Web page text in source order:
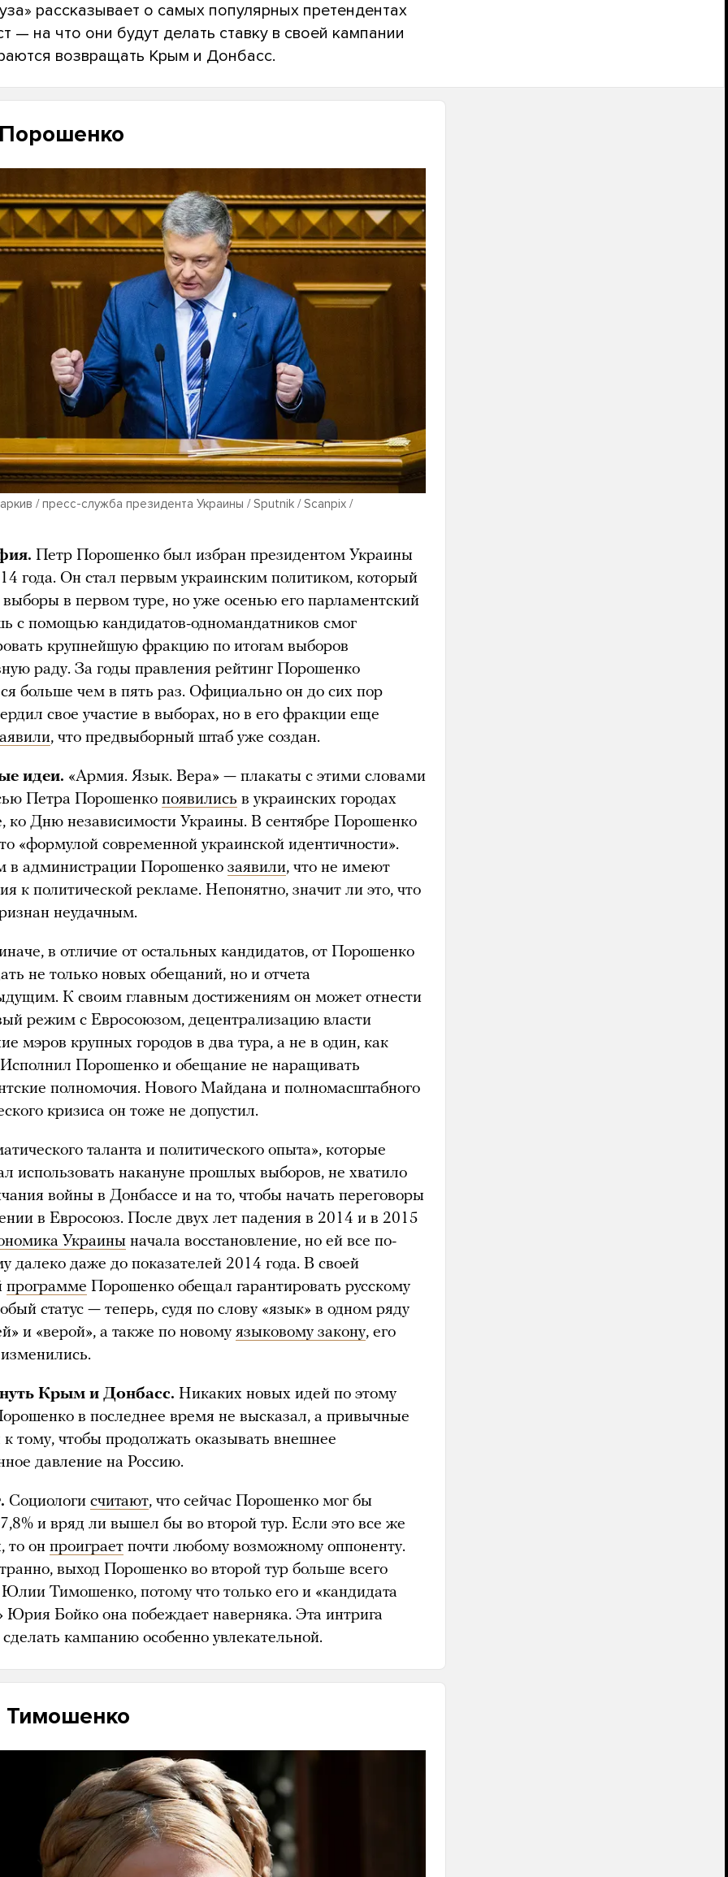
рассказывает о самых популярных претендентах
— на что они будут делать ставку в своей кампании
возвращать Крым и Донбасс.
/ пресс-служба президента Украины / Sputnik / Scanpix /
Петр Порошенко был избран президентом Украины
года. Он стал первым украинским политиком, который
в первом туре, но уже осенью его парламентский
с помощью кандидатов-одномандатников смог
крупнейшую фракцию по итогам выборов
раду. За годы правления рейтинг Порошенко
больше чем в пять раз. Официально он до сих пор
свое участие в выборах, но в его фракции еще
, что предвыборный штаб уже создан.
идеи. «Армия. Язык. Вера» — плакаты с этими словами
Петра Порошенко появились в украинских городах
ко Дню независимости Украины. В сентябре Порошенко
«формулой современной украинской идентичности».
в администрации Порошенко заявили, что не имеют
к политической рекламе. Непонятно, значит ли это, что
неудачным.
в отличие от остальных кандидатов, от Порошенко
не только новых обещаний, но и отчета
К своим главным достижениям он может отнести
режим с Евросоюзом, децентрализацию власти
мэров крупных городов в два тура, а не в один, как
Порошенко и обещание не наращивать
полномочия. Нового Майдана и полномасштабного
кризиса он тоже не допустил.
таланта и политического опыта», которые
использовать накануне прошлых выборов, не хватило
войны в Донбассе и на то, чтобы начать переговоры
в Евросоюз. После двух лет падения в 2014 и в 2015
Украины начала восстановление, но ей все по-
далеко даже до показателей 2014 года. В своей
программе Порошенко обещал гарантировать русскому
статус — теперь, судя по слову «язык» в одном ряду
и «верой», а также по новому языковому закону, его
Крым и Донбасс. Никаких новых идей по этому
в последнее время не высказал, а привычные
к тому, чтобы продолжать оказывать внешнее
давление на Россию.
Социологи считают, что сейчас Порошенко мог бы
и вряд ли вышел бы во второй тур. Если это все же
то он проиграет почти любому возможному оппоненту.
выход Порошенко во второй тур больше всего
Тимошенко, потому что только его и «кандидата
Юрия Бойко она побеждает наверняка. Эта интрига
кампанию особенно увлекательной.